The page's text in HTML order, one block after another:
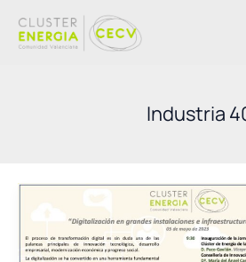
contenido
Industria